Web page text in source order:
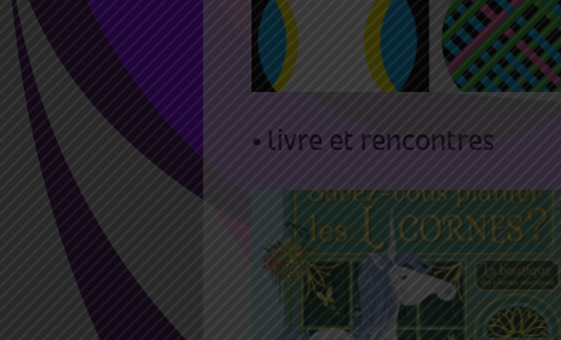
• livre et rencontres
16 Avr 2022 16:00 16:40
Croqu’albums « Donner vie